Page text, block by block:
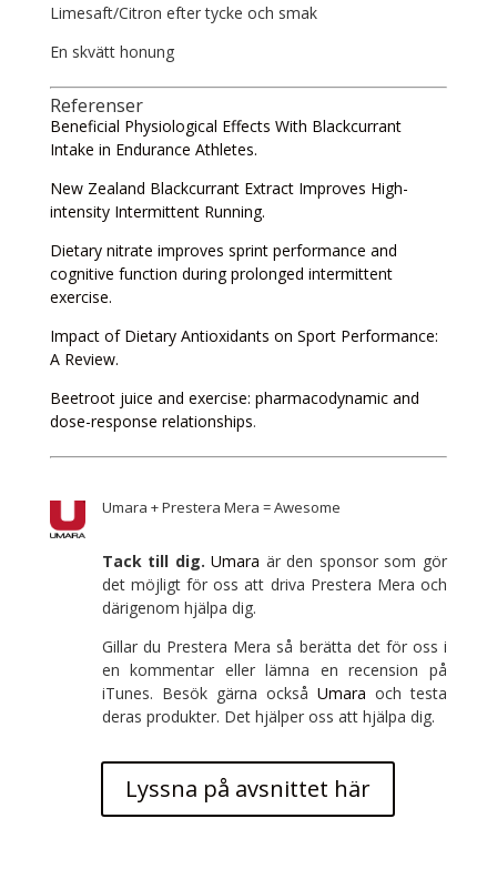
Limesaft/Citron efter tycke och smak
En skvätt honung
Referenser
Beneficial Physiological Effects With Blackcurrant
Intake in Endurance Athletes.
New Zealand BlackcurrantExtract Improves High-
intensity Intermittent Running.
Dietary nitrate improves sprint performance and
cognitive function during prolonged intermittent
exercise.
Impact of Dietary Antioxidants on Sport Performance:
A Review.
Beetroot juice and exercise: pharmacodynamic and
dose-response relationships.
Umara + Prestera Mera = Awesome
Tack till dig. Umara är den sponsor som gör
det möjligt för oss att driva Prestera Mera och
därigenom hjälpa dig.
Gillar du Prestera Mera så berätta det för oss i
en kommentar eller lämna en recension på
iTunes. Besök gärna också Umara och testa
deras produkter. Det hjälper oss att hjälpa dig.
Lyssna på avsnittet här